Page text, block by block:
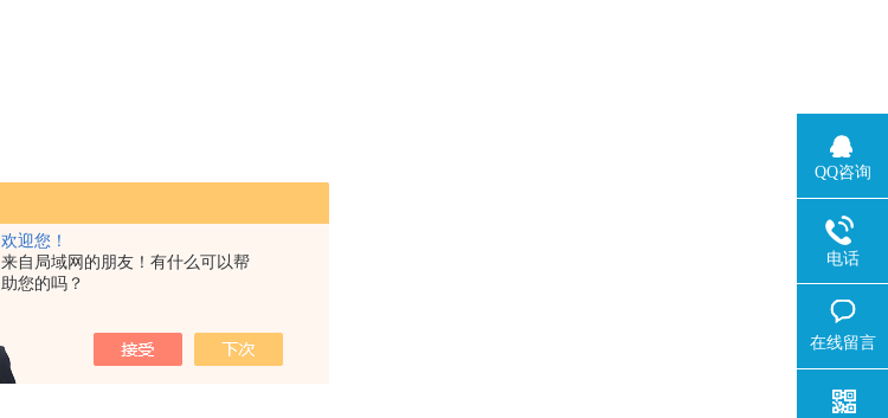
欢迎您！
来自局域网的朋友！有什么可以帮
助您的吗？
QQ咨询
电话
在线留言